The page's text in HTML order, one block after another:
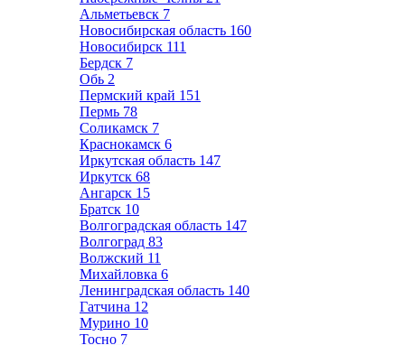
Альметьевск 7
Новосибирская область 160
Новосибирск 111
Бердск 7
Обь 2
Пермский край 151
Пермь 78
Соликамск 7
Краснокамск 6
Иркутская область 147
Иркутск 68
Ангарск 15
Братск 10
Волгоградская область 147
Волгоград 83
Волжский 11
Михайловка 6
Ленинградская область 140
Гатчина 12
Мурино 10
Тосно 7